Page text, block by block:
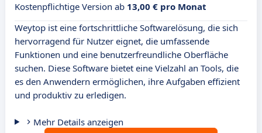
Kostenpflichtige Version ab 13,00 € pro Monat
Weytop ist eine fortschrittliche Softwarelösung, die sich
hervorragend für Nutzer eignet, die umfassende
Funktionen und eine benutzerfreundliche Oberfläche
suchen. Diese Software bietet eine Vielzahl an Tools, die
es den Anwendern ermöglichen, ihre Aufgaben effizient
und produktiv zu erledigen.
Mehr Details anzeigen